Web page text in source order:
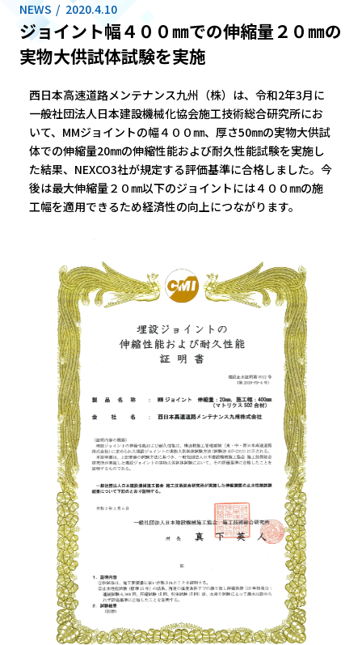
NEWS 2020.4.10
ジョイント幅４００㎜での伸縮量２０㎜の
実物大供試体試験を実施
西日本高速道路メンテナンス九州（株）は、令和2年3月に
一般社団法人日本建設機械化協会施工技術総合研究所にお
いて、MMジョイントの幅４００㎜、厚さ50㎜の実物大供試
体での伸縮量20㎜の伸縮性能および耐久性能試験を実施し
た結果、NEXCO3社が規定する評価基準に合格しました。今
後は最大伸縮量２０㎜以下のジョイントには４００㎜の施
工幅を適用できるため経済性の向上につながります。